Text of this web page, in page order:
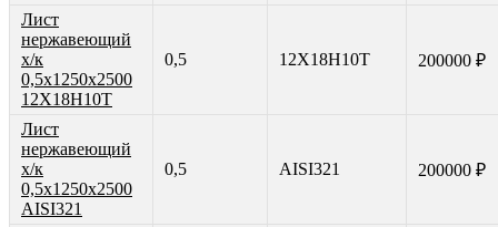
Лист
нержавеющий
х/к
0,5х1250х2500
12Х18Н10Т
0,5 12Х18Н10Т 200000 ₽
Лист
нержавеющий
х/к
0,5х1250х2500
AISI321
0,5 AISI321 200000 ₽